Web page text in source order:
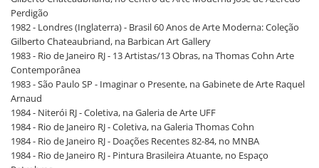
Perdigão
1982 - Londres (Inglaterra) - Brasil 60 Anos de Arte Moderna: Coleção
Gilberto Chateaubriand, na Barbican Art Gallery
1983 - Rio de Janeiro RJ - 13 Artistas/13 Obras, na Thomas Cohn Arte
Contemporânea
1983 - São Paulo SP - Imaginar o Presente, na Gabinete de Arte Raquel
Arnaud
1984 - Niterói RJ - Coletiva, na Galeria de Arte UFF
1984 - Rio de Janeiro RJ - Coletiva, na Galeria Thomas Cohn
1984 - Rio de Janeiro RJ - Doações Recentes 82-84, no MNBA
1984 - Rio de Janeiro RJ - Pintura Brasileira Atuante, no Espaço